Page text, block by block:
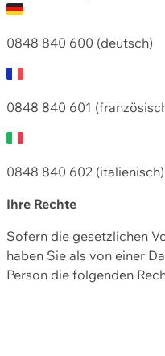
0848 840 600 (deutsch)
0848 840 601
0848 840 602 (italienisch)
Ihre Rechte
Sofern die gesetzlichen
haben Sie als von einer
Person die folgenden